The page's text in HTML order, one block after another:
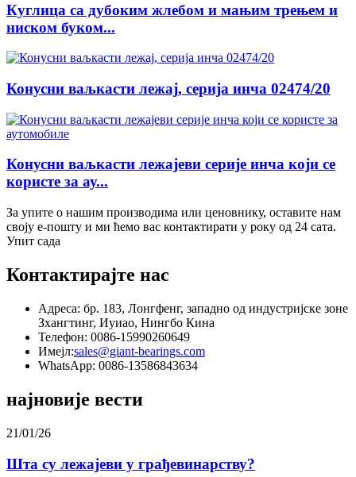
Куглица са дубоким жлебом и мањим трењем и
ниском буком...
Конусни ваљкасти лежај, серија инча 02474/20
Конусни ваљкасти лежајеви серије инча који се
користе за ау...
За упите о нашим производима или ценовнику, оставите нам
своју е-пошту и ми ћемо вас контактирати у року од 24 сата.
Упит сада
Контактирајте нас
Адреса: бр. 183, Лонгфенг, западно од индустријске зоне
Зхангтинг, Иуиао, Нингбо Кина
Телефон: 0086-15990260649
Имејл:sales@giant-bearings.com
WhatsApp: 0086-13586843634
најновије вести
21/01/26
Шта су лежајеви у грађевинарству?